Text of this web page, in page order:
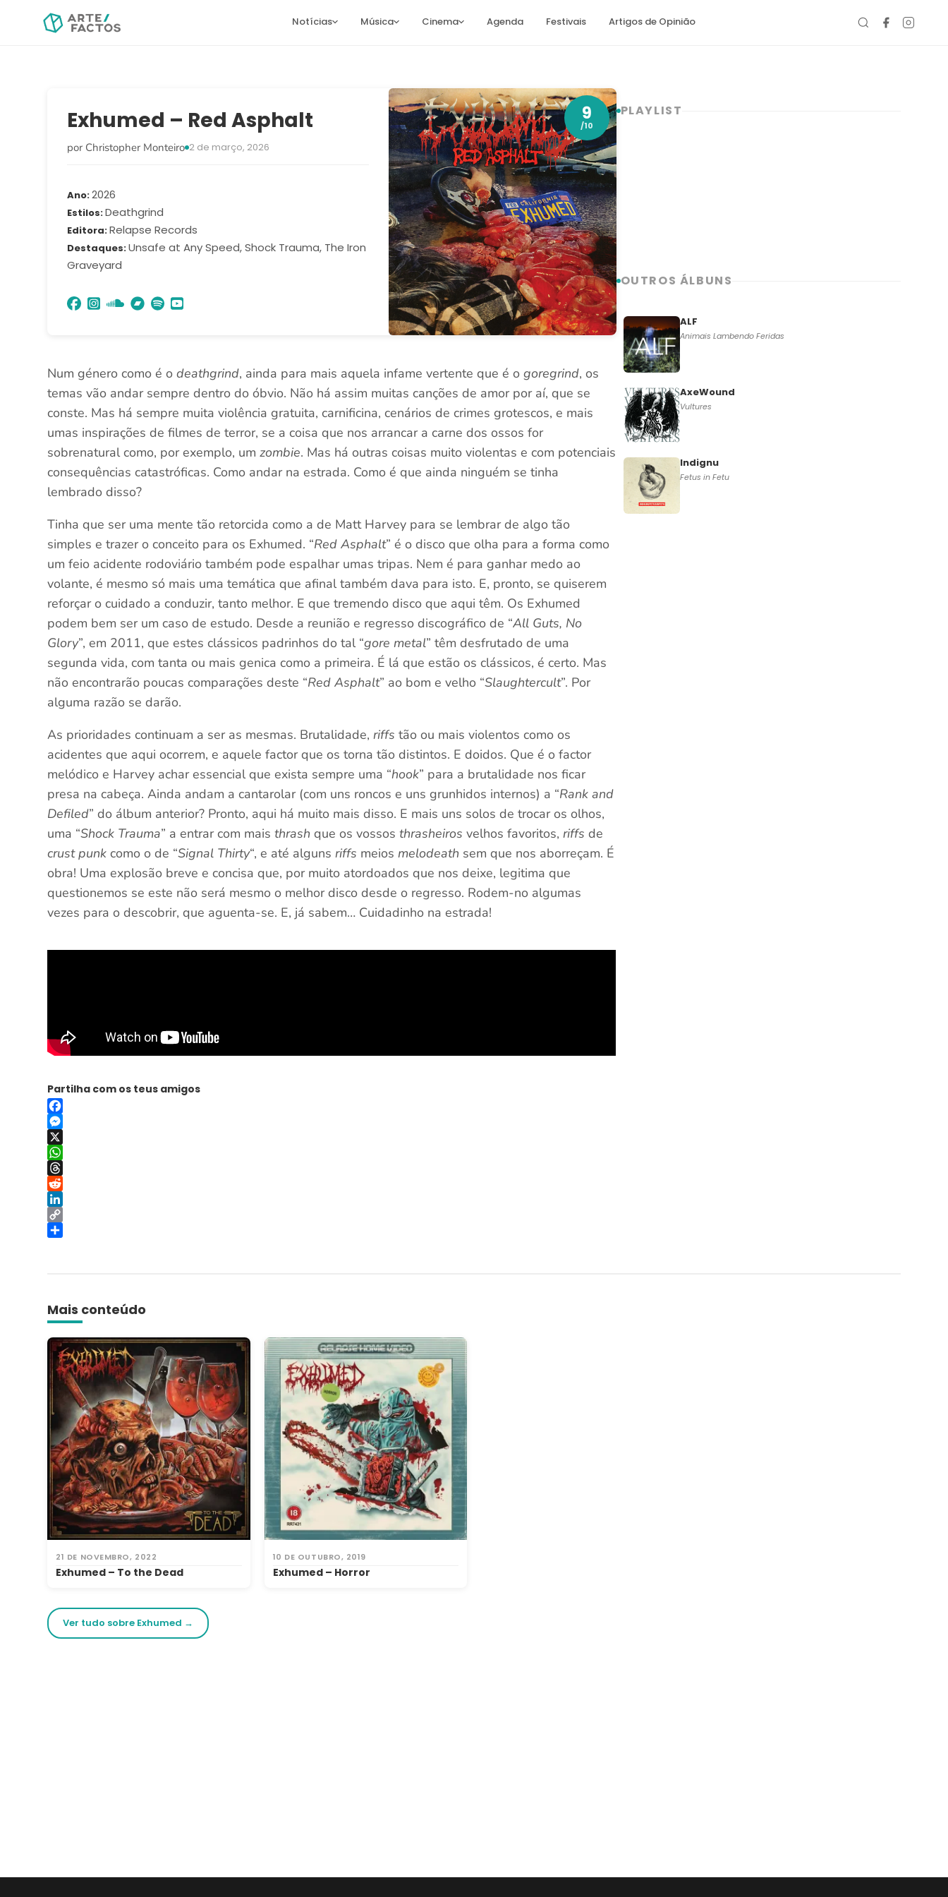
Notícias Música Cinema Agenda Festivais Artigos de Opinião
Exhumed – Red Asphalt
por Christopher Monteiro 2 de março, 2026
Ano 2026
Estilos Deathgrind
Editora Relapse Records
Destaques Unsafe at Any Speed, Shock Trauma, The Iron
Graveyard
9
/10
Num género como é odeathgrind, ainda para mais aquela infame vertente que é ogoregrind, os
temas vão andar sempre dentro do óbvio. Não há assim muitas canções de amor por aí, que se
conste. Mas há sempre muita violência gratuita, carnificina, cenários de crimes grotescos, e mais
umas inspirações de filmes de terror, se a coisa que nos arrancar a carne dos ossos for
sobrenatural como, por exemplo, umzombie. Mas há outras coisas muito violentas e com potenciais
consequências catastróficas. Como andar na estrada. Como é que ainda ninguém se tinha
lembrado disso?
Tinha que ser uma mente tão retorcida como a de Matt Harvey para se lembrar de algo tão
simples e trazer o conceito para os Exhumed. “Red Asphalt” é o disco que olha para a forma como
um feio acidente rodoviário também pode espalhar umas tripas. Nem é para ganhar medo ao
volante, é mesmo só mais uma temática que afinal também dava para isto. E, pronto, se quiserem
reforçar o cuidado a conduzir, tanto melhor. E que tremendo disco que aqui têm. Os Exhumed
podem bem ser um caso de estudo. Desde a reunião e regresso discográfico de “All Guts, No
Glory”, em 2011, que estes clássicos padrinhos do tal “gore metal” têm desfrutado de uma
segunda vida, com tanta ou mais genica como a primeira. É lá que estão os clássicos, é certo. Mas
não encontrarão poucas comparações deste “Red Asphalt” ao bom e velho “Slaughtercult”. Por
alguma razão se darão.
As prioridades continuam a ser as mesmas. Brutalidade,riffs tão ou mais violentos como os
acidentes que aqui ocorrem, e aquele factor que os torna tão distintos. E doidos. Que é o factor
melódico e Harvey achar essencial que exista sempre uma “hook” para a brutalidade nos ficar
presa na cabeça. Ainda andam a cantarolar (com uns roncos e uns grunhidos internos) a “Rank and
Defiled” do álbum anterior? Pronto, aqui há muito mais disso. E mais uns solos de trocar os olhos,
uma “Shock Trauma” a entrar com maisthrash que os vossosthrasheiros velhos favoritos,riffs de
crust punk como o de “Signal Thirty“, e até algunsriffs meios melodeath sem que nos aborreçam. É
obra! Uma explosão breve e concisa que, por muito atordoados que nos deixe, legitima que
questionemos se este não será mesmo o melhor disco desde o regresso. Rodem-no algumas
vezes para o descobrir, que aguenta-se. E, já sabem… Cuidadinho na estrada!
Partilha com os teus amigos
Facebook
Messenger
X
WhatsApp
Threads
Reddit
LinkedIn
Copy
PLAYLIST
OUTROS ÁLBUNS
ALF
Animais Lambendo Feridas
AxeWound
Vultures
Indignu
Fetus in Fetu
Mais conteúdo
21 DE NOVEMBRO, 2022
Exhumed – To the Dead
10 DE OUTUBRO, 2019
Exhumed – Horror
Ver tudo sobre Exhumed →